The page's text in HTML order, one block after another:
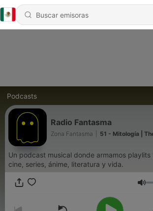
Podcasts
Radio Fantasma
Zona Fantasma 51 - Mitología |
Un podcast musical donde armamos
cine, series, ánime, literatura y vida.